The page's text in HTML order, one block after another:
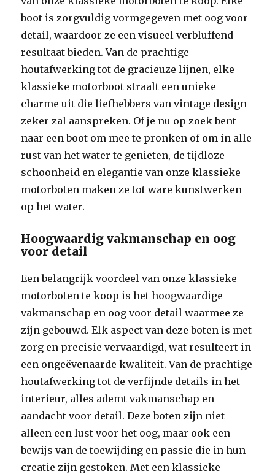
boot is zorgvuldig vormgegeven met oog voor
detail, waardoor ze een visueel verbluffend
resultaat bieden. Van de prachtige
houtafwerking tot de gracieuze lijnen, elke
klassieke motorboot straalt een unieke
charme uit die liefhebbers van vintage design
zeker zal aanspreken. Of je nu op zoek bent
naar een boot om mee te pronken of om in alle
rust van het water te genieten, de tijdloze
schoonheid en elegantie van onze klassieke
motorboten maken ze tot ware kunstwerken
op het water.
Hoogwaardig vakmanschap en oog
voor detail
Een belangrijk voordeel van onze klassieke
motorboten te koop is het hoogwaardige
vakmanschap en oog voor detail waarmee ze
zijn gebouwd. Elk aspect van deze boten is met
zorg en precisie vervaardigd, wat resulteert in
een ongeëvenaarde kwaliteit. Van de prachtige
houtafwerking tot de verfijnde details in het
interieur, alles ademt vakmanschap en
aandacht voor detail. Deze boten zijn niet
alleen een lust voor het oog, maar ook een
bewijs van de toewijding en passie die in hun
creatie zijn gestoken. Met een klassieke